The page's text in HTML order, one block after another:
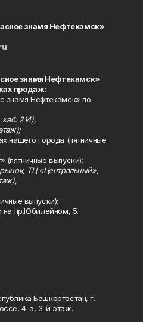
знамя Нефтекамск»
знамя Нефтекамск»
продаж:
знамя Нефтекамск» по
214),
нашего города (пятничные
(пятничные выпуски):
ТЦ «Центральный»,
выпуски);
на пр.Юбилейном, 5.
Башкортостан, г.
4-а, 3-й этаж.